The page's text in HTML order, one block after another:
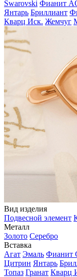
Swarovski Фианит
Янтарь Бриллиант
Кварц Иск. Жемчуг
Вид изделия
Подвесной элемент
Металл
Золото Серебро
Вставка
Агат Эмаль Фианит
Цитрин Янтарь
Топаз Гранат Кварц